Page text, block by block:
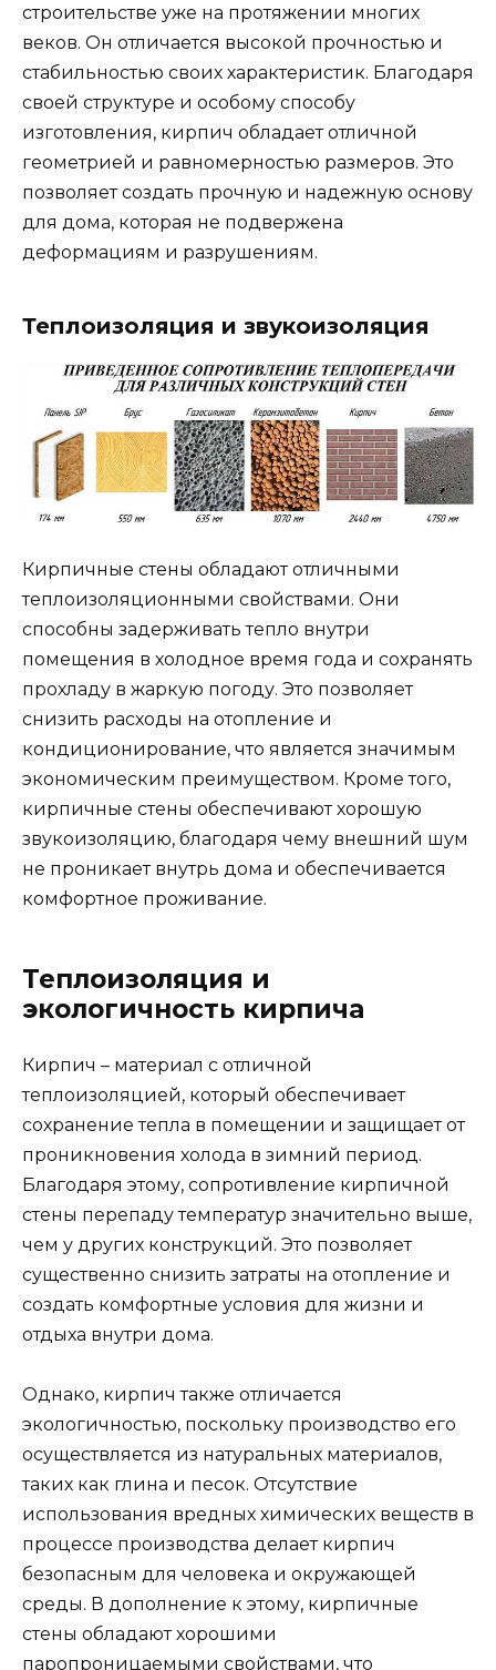
строительстве уже на протяжении многих
веков. Он отличается высокой прочностью и
стабильностью своих характеристик. Благодаря
своей структуре и особому способу
изготовления, кирпич обладает отличной
геометрией и равномерностью размеров. Это
позволяет создать прочную и надежную основу
для дома, которая не подвержена
деформациям и разрушениям.
Теплоизоляция и звукоизоляция
Кирпичные стены обладают отличными
теплоизоляционными свойствами. Они
способны задерживать тепло внутри
помещения в холодное время года и сохранять
прохладу в жаркую погоду. Это позволяет
снизить расходы на отопление и
кондиционирование, что является значимым
экономическим преимуществом. Кроме того,
кирпичные стены обеспечивают хорошую
звукоизоляцию, благодаря чему внешний шум
не проникает внутрь дома и обеспечивается
комфортное проживание.
Теплоизоляция и
экологичность кирпича
Кирпич – материал с отличной
теплоизоляцией, который обеспечивает
сохранение тепла в помещении и защищает от
проникновения холода в зимний период.
Благодаря этому, сопротивление кирпичной
стены перепаду температур значительно выше,
чем у других конструкций. Это позволяет
существенно снизить затраты на отопление и
создать комфортные условия для жизни и
отдыха внутри дома.
Однако, кирпич также отличается
экологичностью, поскольку производство его
осуществляется из натуральных материалов,
таких как глина и песок. Отсутствие
использования вредных химических веществ в
процессе производства делает кирпич
безопасным для человека и окружающей
среды. В дополнение к этому, кирпичные
стены обладают хорошими
паропроницаемыми свойствами, что